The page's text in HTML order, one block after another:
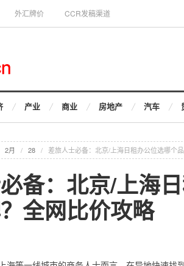
外汇牌价 CCR发稿渠道
产业 商业 房地产 汽车
2月 / 28 / 差旅人士必备：北京/上海日租办公位选哪个
备：北京/上海
全网比价攻略